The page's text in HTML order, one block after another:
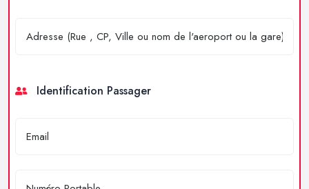
Identification Passager